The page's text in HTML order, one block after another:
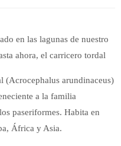
en las lagunas de nuestro
ahora, el carricero tordal
(Acrocephalus arundinaceus)
a la familia
paseriformes. Habita en
África y Asia.